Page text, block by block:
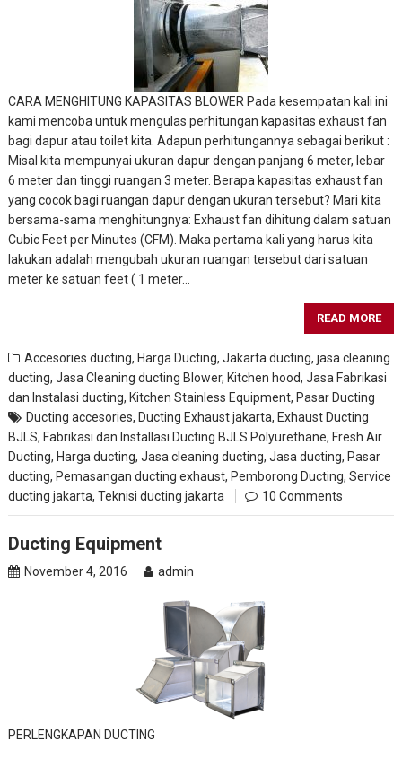
CARA MENGHITUNG KAPASITAS BLOWER Pada kesempatan kali ini
kami mencoba untuk mengulas perhitungan kapasitas exhaust fan
bagi dapur atau toilet kita. Adapun perhitungannya sebagai berikut :
Misal kita mempunyai ukuran dapur dengan panjang 6 meter, lebar
6 meter dan tinggi ruangan 3 meter. Berapa kapasitas exhaust fan
yang cocok bagi ruangan dapur dengan ukuran tersebut? Mari kita
bersama-sama menghitungnya: Exhaust fan dihitung dalam satuan
Cubic Feet per Minutes (CFM). Maka pertama kali yang harus kita
lakukan adalah mengubah ukuran ruangan tersebut dari satuan
meter ke satuan feet ( 1 meter…
READ MORE
Accesories ducting,Harga Ducting,Jakarta ducting,jasa cleaning
ducting,Jasa Cleaning ducting Blower, Kitchen hood,Jasa Fabrikasi
dan Instalasi ducting,Kitchen Stainless Equipment,Pasar Ducting
Ducting accesories,Ducting Exhaust jakarta,Exhaust Ducting
BJLS,Fabrikasi dan Installasi Ducting BJLS Polyurethane,Fresh Air
Ducting,Harga ducting,Jasa cleaning ducting,Jasa ducting,Pasar
ducting,Pemasangan ducting exhaust,Pemborong Ducting,Service
ducting jakarta,Teknisi ducting jakarta 10 Comments
Ducting Equipment
November 4, 2016 admin
PERLENGKAPAN DUCTING